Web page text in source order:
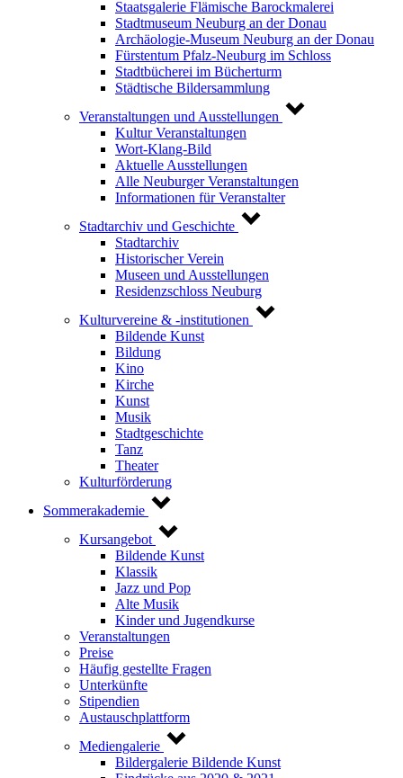
Staatsgalerie Flämische Barockmalerei
Stadtmuseum Neuburg an der Donau
Archäologie-Museum Neuburg an der Donau
Fürstentum Pfalz-Neuburg im Schloss
Stadtbücherei im Bücherturm
Städtische Bildersammlung
Veranstaltungen und Ausstellungen
Kultur Veranstaltungen
Wort-Klang-Bild
Aktuelle Ausstellungen
Alle Neuburger Veranstaltungen
Informationen für Veranstalter
Stadtarchiv und Geschichte
Stadtarchiv
Historischer Verein
Museen und Ausstellungen
Residenzschloss Neuburg
Kulturvereine & -institutionen
Bildende Kunst
Bildung
Kino
Kirche
Kunst
Musik
Stadtgeschichte
Tanz
Theater
Kulturförderung
Sommerakademie
Kursangebot
Bildende Kunst
Klassik
Jazz und Pop
Alte Musik
Kinder und Jugendkurse
Veranstaltungen
Preise
Häufig gestellte Fragen
Unterkünfte
Stipendien
Austauschplattform
Mediengalerie
Bildergalerie Bildende Kunst